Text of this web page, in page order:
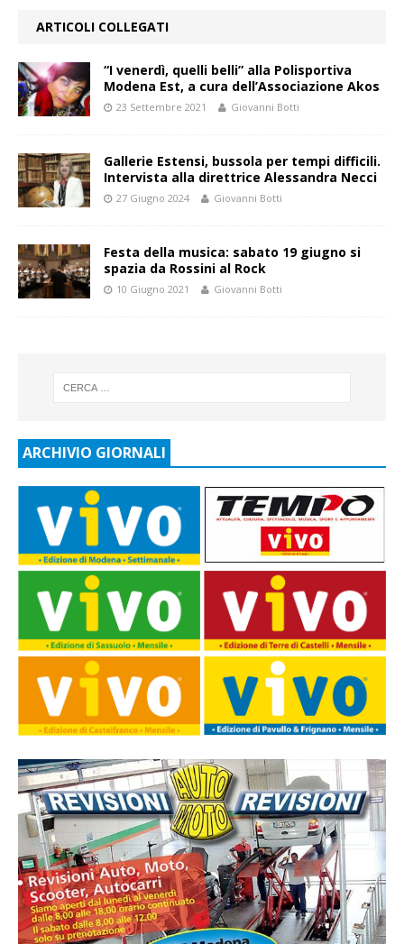
ARTICOLI COLLEGATI
“I venerdì, quelli belli” alla Polisportiva
Modena Est, a cura dell’Associazione Akos
23 Settembre 2021 Giovanni Botti
Gallerie Estensi, bussola per tempi difficili.
Intervista alla direttrice Alessandra Necci
27 Giugno 2024 Giovanni Botti
Festa della musica: sabato 19 giugno si
spazia da Rossini al Rock
10 Giugno 2021 Giovanni Botti
ARCHIVIO GIORNALI